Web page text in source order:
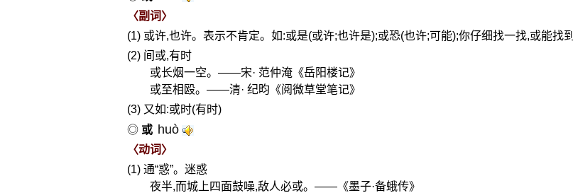
〈副词〉
(1) 或许,也许。表示不肯定。如:或是(或许;也许是);或恐(也许;可能);你仔细找一找,或能找到
(2) 间或,有时
或长烟一空。——宋· 范仲淹《岳阳楼记》
或至相殴。——清· 纪昀《阅微草堂笔记》
(3) 又如:或时(有时)
◎ 或 huò
〈动词〉
(1) 通“惑”。迷惑
夜半,而城上四面鼓噪,敌人必或。——《墨子·备蛾传》